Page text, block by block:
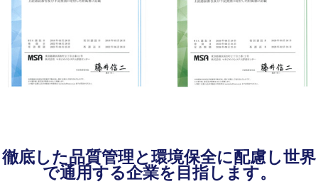
徹底した品質管理と環境保全に配慮し世界
で通用する企業を目指します。